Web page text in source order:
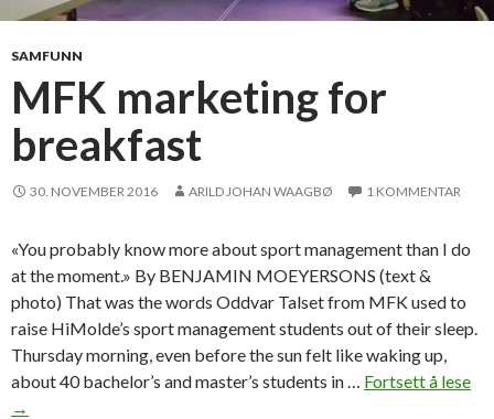
o
s
l
f
g
e
t
s
o
m
SAMFUNN
MFK marketing for
breakfast
30. NOVEMBER 2016 ARILD JOHAN WAAGBØ 1 KOMMENTAR
«You probably know more about sport management than I do
at the moment.» By BENJAMIN MOEYERSONS (text &
photo) That was the words Oddvar Talset from MFK used to
raise HiMolde’s sport management students out of their sleep.
Thursday morning, even before the sun felt like waking up,
about 40 bachelor’s and master’s students in … Fortsett å lese
→